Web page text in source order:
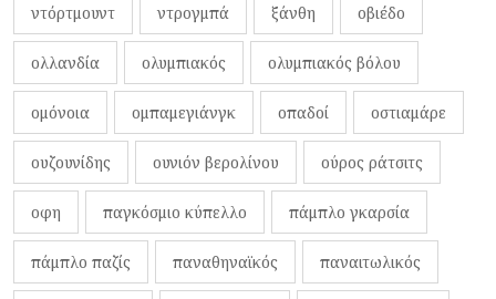
ντόρτμουντ ντρογμπά ξάνθη οβιέδο
ολλανδία ολυμπιακός ολυμπιακός βόλου
ομόνοια ομπαμεγιάνγκ οπαδοί οστιαμάρε
ουζουνίδης ουνιόν βερολίνου ούρος ράτσιτς
οφη παγκόσμιο κύπελλο πάμπλο γκαρσία
πάμπλο παζίς παναθηναϊκός παναιτωλικός